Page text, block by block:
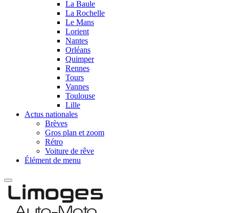
La Baule
La Rochelle
Le Mans
Lorient
Nantes
Orléans
Quimper
Rennes
Tours
Vannes
Toulouse
Lille
Actus nationales
Brèves
Gros plan et zoom
Rétro
Voiture de rêve
Élément de menu